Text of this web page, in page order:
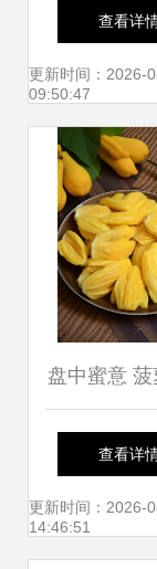
批安徽省农
量安全县，
业发展再上
查看详
更新时间：2026-
09:50:47
盘中蜜意
肉的写生
查看详
更新时间：2026-
14:46:51